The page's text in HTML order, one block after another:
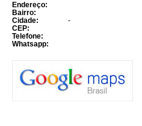
Endereço:
Bairro:
Cidade:
-
CEP:
Telefone:
Whatsapp: